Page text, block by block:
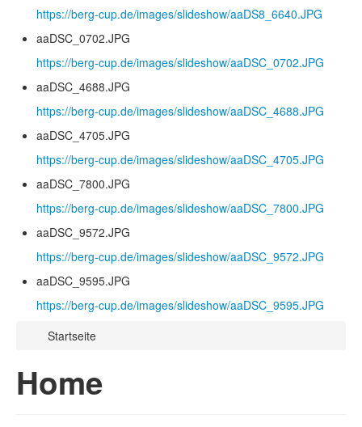
https://berg-cup.de/images/slideshow/aaDS8_6640.JPG
aaDSC_0702.JPG
https://berg-cup.de/images/slideshow/aaDSC_0702.JPG
aaDSC_4688.JPG
https://berg-cup.de/images/slideshow/aaDSC_4688.JPG
aaDSC_4705.JPG
https://berg-cup.de/images/slideshow/aaDSC_4705.JPG
aaDSC_7800.JPG
https://berg-cup.de/images/slideshow/aaDSC_7800.JPG
aaDSC_9572.JPG
https://berg-cup.de/images/slideshow/aaDSC_9572.JPG
aaDSC_9595.JPG
https://berg-cup.de/images/slideshow/aaDSC_9595.JPG
Startseite
Home